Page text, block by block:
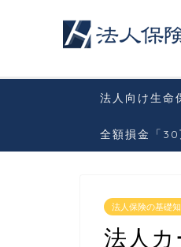
法人向け生命
全額損金「30
法人保険の基礎
法人